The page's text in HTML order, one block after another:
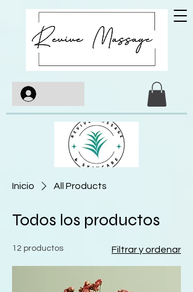
Inicio All Products
Todos los productos
12 productos Filtrar y ordenar